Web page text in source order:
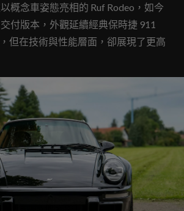
概念車姿態亮相的 Ruf Rodeo，如今
付版本，外觀延續經典保時捷 911
但在技術與性能層面，卻展現了更高